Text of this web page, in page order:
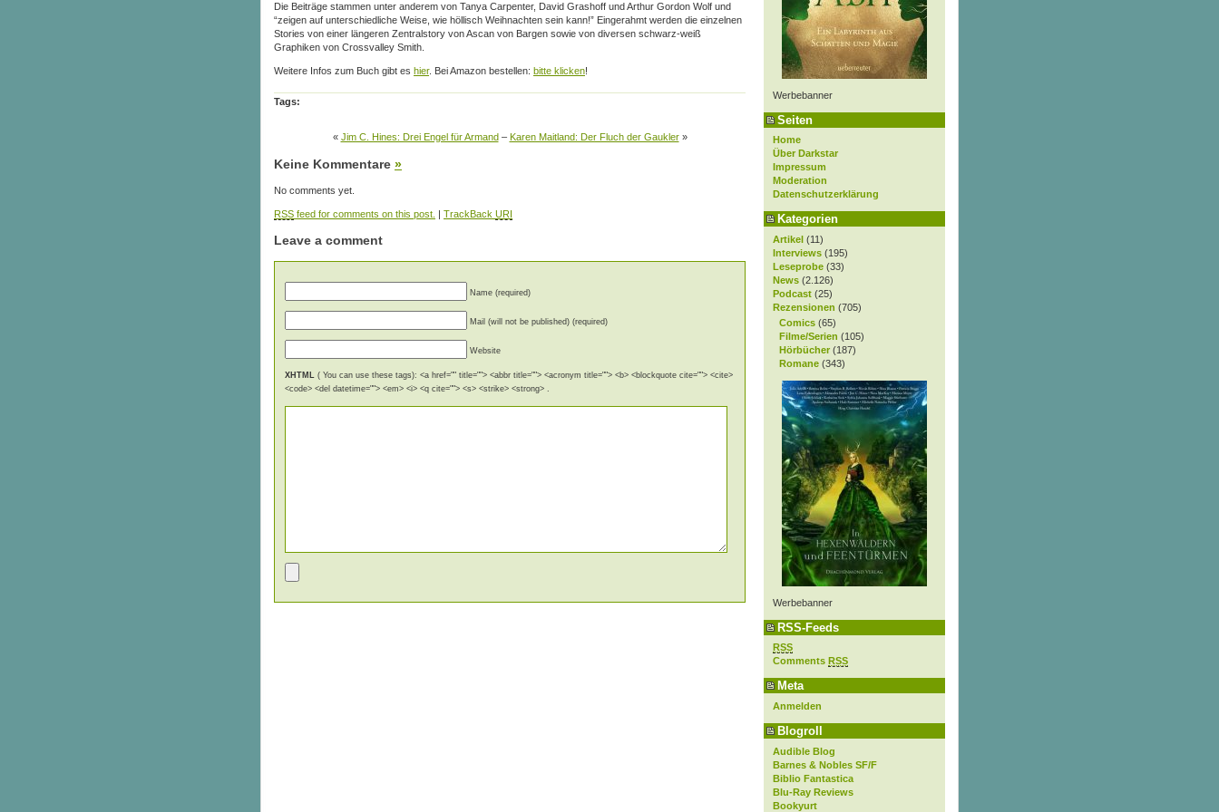
Werbebanner
Seiten
Home
Über Darkstar
Impressum
Moderation
Datenschutzerklärung
Kategorien
Artikel (11)
Interviews (195)
Leseprobe (33)
News (2.126)
Podcast (25)
Rezensionen (705)
Comics (65)
Filme/Serien (105)
Hörbücher (187)
Romane (343)
Werbebanner
RSS-Feeds
RSS
Comments RSS
Meta
Anmelden
Blogroll
Audible Blog
Barnes & Nobles SF/F
Biblio Fantastica
Blu-Ray Reviews
Bookyurt
Die Beiträge stammen unter anderem von Tanya Carpenter, David Grashoff und Arthur Gordon Wolf und
“zeigen auf unterschiedliche Weise, wie höllisch Weihnachten sein kann!” Eingerahmt werden die einzelnen
Stories von einer längeren Zentralstory von Ascan von Bargen sowie von diversen schwarz-weiß
Graphiken von Crossvalley Smith.
Weitere Infos zum Buch gibt es hier. Bei Amazon bestellen: bitte klicken!
Tags:
« Jim C. Hines: Drei Engel für Armand – Karen Maitland: Der Fluch der Gaukler»
Keine Kommentare »
No comments yet.
RSS feed for comments on this post. | TrackBack URI
Leave a comment
Name (required)
Mail (will not be published) (required)
Website
XHTML
( You can use these tags): <a href="" title=""> <abbr title=""> <acronym title=""> <b> <blockquote cite=""> <cite>
<code> <del datetime=""> <em> <i> <q cite=""> <s> <strike> <strong> .